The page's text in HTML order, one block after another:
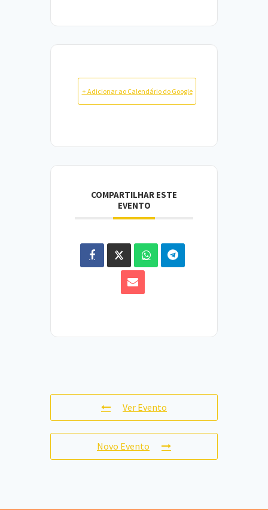
+ Adicionar ao Calendário do Google
COMPARTILHAR ESTE
EVENTO
Ver Evento
Novo Evento